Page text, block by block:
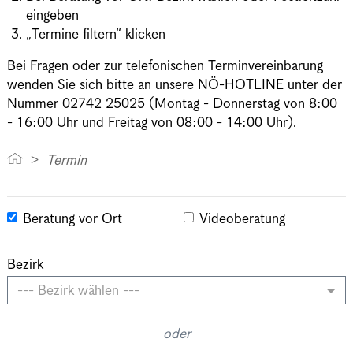
eingeben
„Termine filtern“ klicken
Bei Fragen oder zur telefonischen Terminvereinbarung
wenden Sie sich bitte an unsere NÖ-HOTLINE unter der
Nummer 02742 25025 (Montag - Donnerstag von 8:00
- 16:00 Uhr und Freitag von 08:00 - 14:00 Uhr).
Termin
Beratung vor Ort Videoberatung
Bezirk
--- Bezirk wählen ---
oder